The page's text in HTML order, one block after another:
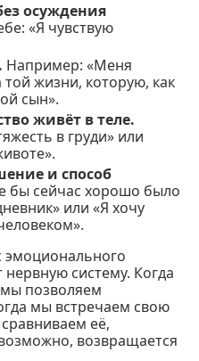
осуждения
«Я чувствую
Например: «Меня
той жизни, которую, как
сын».
живёт в теле.
в груди» или
и способ
бы сейчас хорошо было
или «Я хочу
эмоционального
систему. Когда
позволяем
мы встречаем свою
её,
возвращается